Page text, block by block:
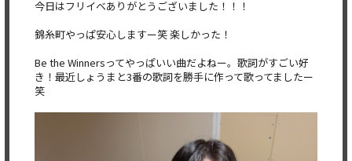
今日はフリイベありがとうございました！！！
錦糸町やっぱ安心しますー笑 楽しかった！
Be the Winnersってやっぱいい曲だよねー。歌詞がすごい好
き！最近しょうまと3番の歌詞を勝手に作って歌ってましたー
笑